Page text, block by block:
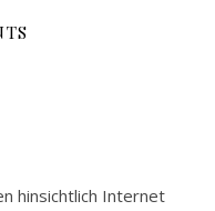
hinsichtlich Internet